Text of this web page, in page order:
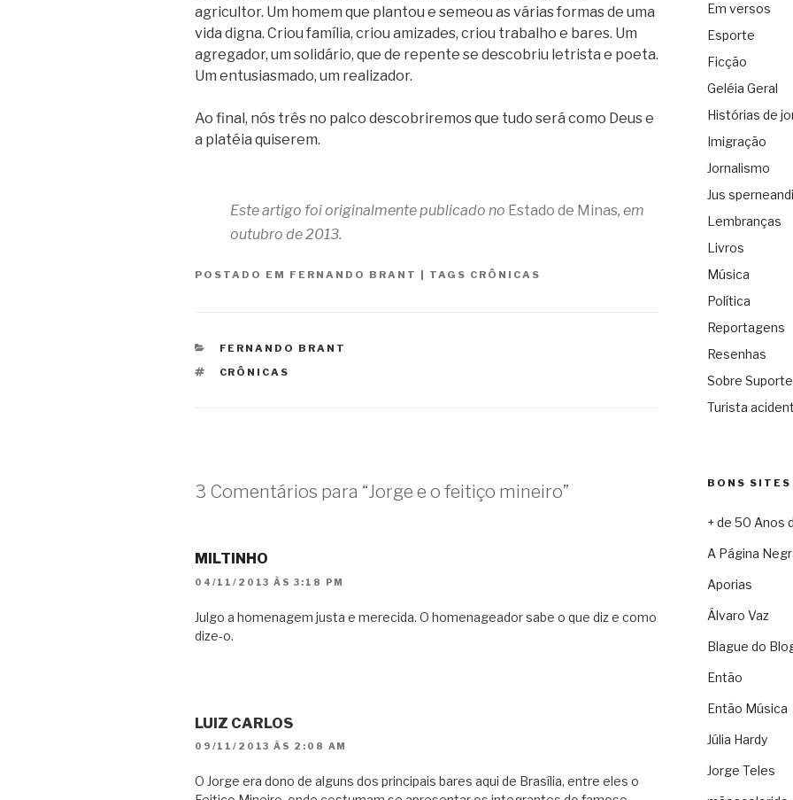
agricultor. Um homem que plantou e semeou as várias formas de uma
vida digna. Criou família, criou amizades, criou trabalho e bares. Um
agregador, um solidário, que de repente se descobriu letrista e poeta.
Um entusiasmado, um realizador.
Ao final, nós três no palco descobriremos que tudo será como Deus e
a platéia quiserem.
Este artigo foi originalmente publicado no Estado de Minas, em
outubro de 2013.
POSTADO EM FERNANDO BRANT | TAGS CRÔNICAS
CATEGORIAS
FERNANDO BRANT
TAGS
CRÔNICAS
3 Comentários para “Jorge e o feitiço mineiro”
MILTINHO
04/11/2013 ÀS 3:18 PM
Julgo a homenagem justa e merecida. O homenageador sabe o que diz e como
dize-o.
LUIZ CARLOS
09/11/2013 ÀS 2:08 AM
O Jorge era dono de alguns dos principais bares aqui de Brasília, entre eles o
Em versos
Esporte
Ficção
Geléia Geral
Histórias de
Imigração
Jornalismo
Jus sperneandi
Lembranças
Livros
Música
Política
Reportagens
Resenhas
Sobre
Turista
BONS SITES
+ de 50 Anos
A Página
Aporias
Álvaro Vaz
Blague do
Então
Então Música
Júlia Hardy
Jorge Teles